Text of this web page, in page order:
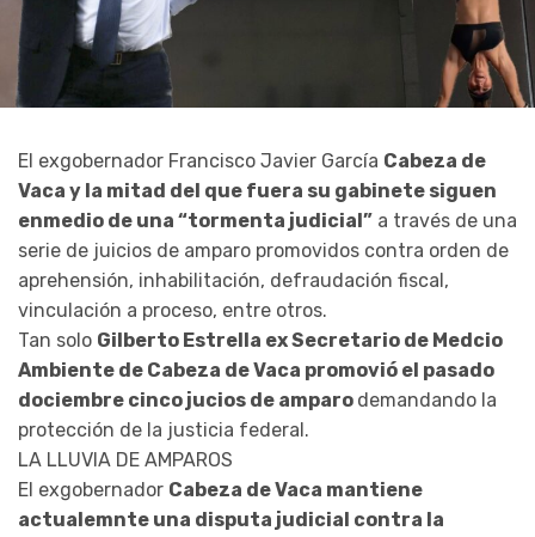
El exgobernador Francisco Javier García Cabeza de
Vaca y la mitad del que fuera su gabinete siguen
enmedio de una “tormenta judicial” a través de una
serie de juicios de amparo promovidos contra orden de
aprehensión, inhabilitación, defraudación fiscal,
vinculación a proceso, entre otros.
Tan solo Gilberto Estrella ex Secretario de Medcio
Ambiente de Cabeza de Vaca promovió el pasado
dociembre cinco jucios de amparo demandando la
protección de la justicia federal.
LA LLUVIA DE AMPAROS
El exgobernador Cabeza de Vaca mantiene
actualemnte una disputa judicial contra la